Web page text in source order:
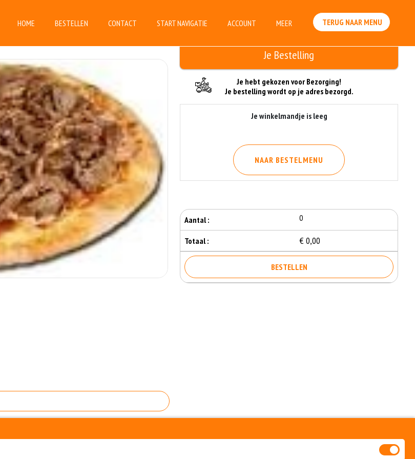
HOME BESTELLEN CONTACT START NAVIGATIE ACCOUNT MEER TERUG NAAR MENU
Je hebt gekozen voor Bezorging!
Je bestelling wordt op je adres bezorgd.
Je winkelmandje is leeg
NAAR BESTELMENU
Aantal : 0
Totaal : € 0,00
BESTELLEN
Je Bestelling